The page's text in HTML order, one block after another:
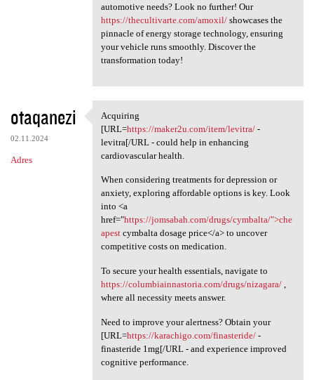
automotive needs? Look no further! Our
https://thecultivarte.com/amoxil/showcases the
pinnacle of energy storage technology, ensuring
your vehicle runs smoothly. Discover the
transformation today!
otaqanezi
02.11.2024
Adres
Acquiring [URL=https:/
Acquiring
[URL=https://maker2u.com/item/levitra/-
levitra[/URL - could help in enhancing
cardiovascular health.
When considering treatments for depression or
anxiety, exploring affordable options is key. Look
into <a
href="https://jomsabah.com/drugs/cymbalta/">che
apestcymbalta dosage price</a> to uncover
competitive costs on medication.
To secure your health essentials, navigate to
https://columbiainnastoria.com/drugs/nizagara/,
where all necessity meets answer.
Need to improve your alertness? Obtain your
[URL=https://karachigo.com/finasteride/-
finasteride 1mg[/URL - and experience improved
cognitive performance.